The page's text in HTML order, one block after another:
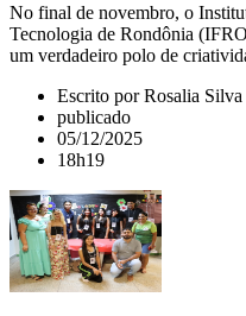
No final de novembro, o
Tecnologia de Rondônia
um verdadeiro polo de
Escrito por Rosalia Silva
publicado
05/12/2025
18h19